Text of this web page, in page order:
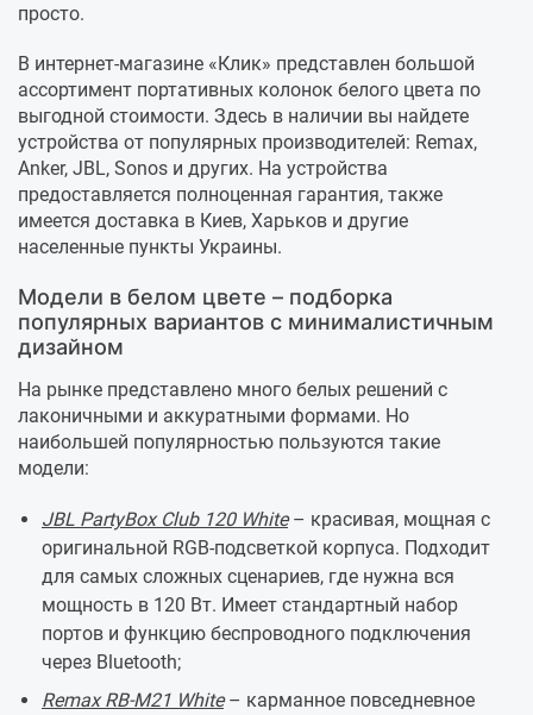
просто.
В интернет-магазине «Клик» представлен большой
ассортимент портативных колонок белого цвета по
выгодной стоимости. Здесь в наличии вы найдете
устройства от популярных производителей: Remax,
Anker, JBL, Sonos и других. На устройства
предоставляется полноценная гарантия, также
имеется доставка в Киев, Харьков и другие
населенные пункты Украины.
Модели в белом цвете – подборка
популярных вариантов с минималистичным
дизайном
На рынке представлено много белых решений с
лаконичными и аккуратными формами. Но
наибольшей популярностью пользуются такие
модели:
JBL PartyBox Club 120 White– красивая, мощная с
оригинальной RGB-подсветкой корпуса. Подходит
для самых сложных сценариев, где нужна вся
мощность в 120 Вт. Имеет стандартный набор
портов и функцию беспроводного подключения
через Bluetooth;
Remax RB-M21 White– карманное повседневное